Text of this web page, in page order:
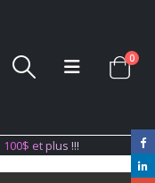
0
100$ etplus !!!